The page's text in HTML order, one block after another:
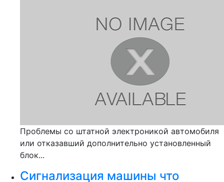
Проблемы со штатной электроникой автомобиля
или отказавший дополнительно установленный
блок...
Сигнализация машины что